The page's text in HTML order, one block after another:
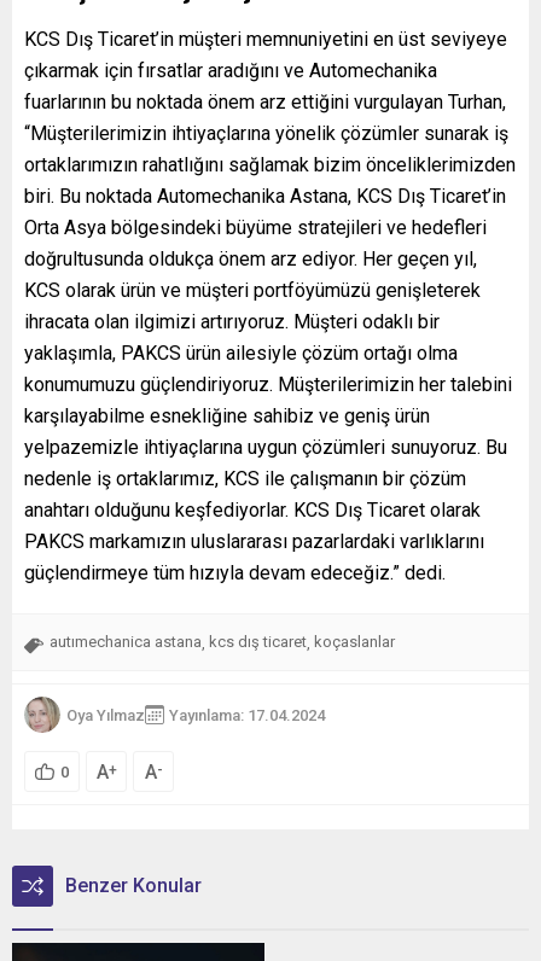
KCS Dış Ticaret’in müşteri memnuniyetini en üst seviyeye
çıkarmak için fırsatlar aradığını ve Automechanika
fuarlarının bu noktada önem arz ettiğini vurgulayan Turhan,
“Müşterilerimizin ihtiyaçlarına yönelik çözümler sunarak iş
ortaklarımızın rahatlığını sağlamak bizim önceliklerimizden
biri. Bu noktada Automechanika Astana, KCS Dış Ticaret’in
Orta Asya bölgesindeki büyüme stratejileri ve hedefleri
doğrultusunda oldukça önem arz ediyor. Her geçen yıl,
KCS olarak ürün ve müşteri portföyümüzü genişleterek
ihracata olan ilgimizi artırıyoruz. Müşteri odaklı bir
yaklaşımla, PAKCS ürün ailesiyle çözüm ortağı olma
konumumuzu güçlendiriyoruz. Müşterilerimizin her talebini
karşılayabilme esnekliğine sahibiz ve geniş ürün
yelpazemizle ihtiyaçlarına uygun çözümleri sunuyoruz. Bu
nedenle iş ortaklarımız, KCS ile çalışmanın bir çözüm
anahtarı olduğunu keşfediyorlar. KCS Dış Ticaret olarak
PAKCS markamızın uluslararası pazarlardaki varlıklarını
güçlendirmeye tüm hızıyla devam edeceğiz.” dedi.
autımechanica astana, kcs dış ticaret, koçaslanlar
Oya Yılmaz Yayınlama: 17.04.2024
0 A+ A-
Benzer Konular